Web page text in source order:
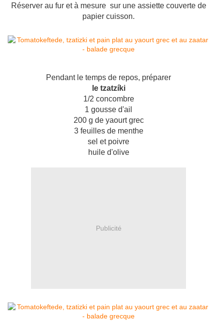
Réserver au fur et à mesure sur une assiette couverte de
papier cuisson.
Pendant le temps de repos, préparer
le tzatzíki
1/2 concombre
1 gousse d'ail
200 g de yaourt grec
3 feuilles de menthe
sel et poivre
huile d'olive
Publicité